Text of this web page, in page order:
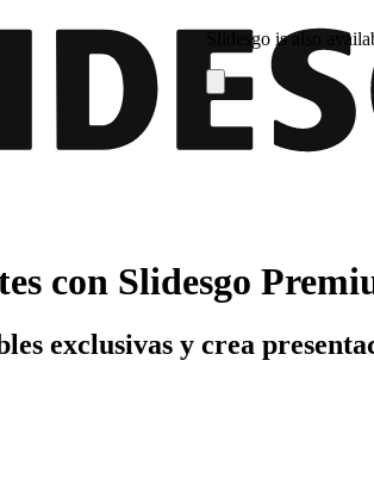
Slidesgo is also
con Slidesgo
exclusivas y crea